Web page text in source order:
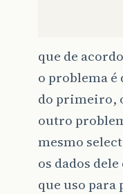
que de
o problema é
do primeiro,
outro
mesmo
os dados
que uso para